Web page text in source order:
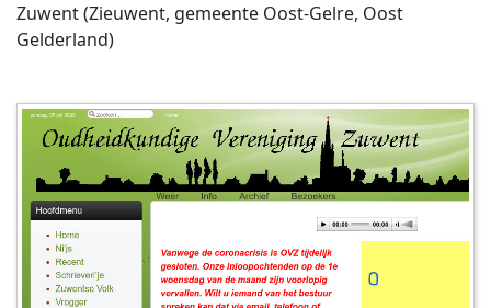
Zuwent (Zieuwent, gemeente Oost-Gelre, Oost
Gelderland)